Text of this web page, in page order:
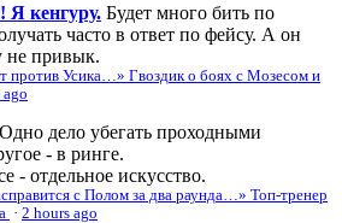
Я кенгуру. Будет много бить по
часто в ответ по фейсу. А он
не привык.
против Усика…» Гвоздик о боях с Мозесом и
ago
Одно дело убегать проходными
- в ринге.
- отдельное искусство.
с Полом за два раунда…» Топ-тренер
· 2 hours ago